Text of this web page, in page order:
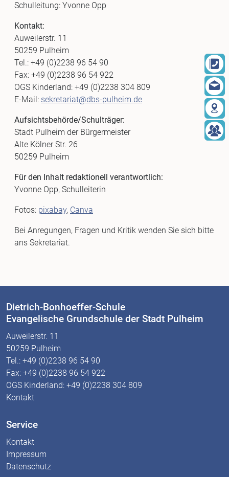
Schulleitung: Yvonne Opp
Kontakt:
Auweilerstr. 11
50259 Pulheim
Tel.: +49 (0)2238 96 54 90
Fax: +49 (0)2238 96 54 922
OGS Kinderland: +49 (0)2238 304 809
E-Mail: sekretariat@dbs-pulheim.de
Aufsichtsbehörde/Schulträger:
Stadt Pulheim der Bürgermeister
Alte Kölner Str. 26
50259 Pulheim
Für den Inhalt redaktionell verantwortlich:
Yvonne Opp, Schulleiterin
Fotos: pixabay, Canva
Bei Anregungen, Fragen und Kritik wenden Sie sich bitte
ans Sekretariat.
Dietrich-Bonhoeffer-Schule
Evangelische Grundschule der Stadt Pulheim
Auweilerstr. 11
50259 Pulheim
Tel.: +49 (0)2238 96 54 90
Fax: +49 (0)2238 96 54 922
OGS Kinderland: +49 (0)2238 304 809
Kontakt
Service
Kontakt
Impressum
Datenschutz